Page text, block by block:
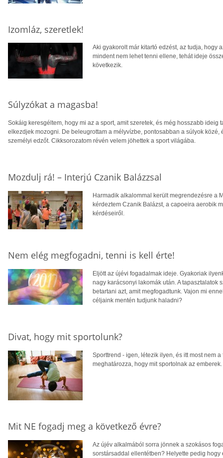
Izomláz, szeretlek!
Aki gyakorolt már kitartó edzést, az tudja, hogy
mindent nem lehet tenni ellene, tehát ideje
következik.
Súlyzókat a magasba!
Sokáig keresgéltem, hogy mi az a sport, amit szeretek, és még hosszabb
elkezdjek mozogni. De beleugrottam a mélyvízbe, pontosabban a súlyok
személyi edzőt. Cikksorozatom révén velem jöhettek a sport világába.
Mozdulj rá! – Interjú Czanik Balázzsal
Harmadik alkalommal került megrendezésre a
kérdeztem Czanik Balázst, a capoeira aerobik
kérdéseiről.
Nem elég megfogadni, tenni is kell érte!
Eljött az újévi fogadalmak ideje. Gyakoriak
nagy karácsonyi lakomák után. A tapasztalatok
betartani azt, amit megfogadtunk. Vajon mi
céljaink mentén tudjunk haladni?
Divat, hogy mit sportolunk?
Sporttrend - igen, létezik ilyen, és itt most nem
meghatározza, hogy mit sportolnak az emberek.
Mit NE fogadj meg a következő évre?
Az újév alkalmából sorra jönnek a szokásos
sorstársaddal ellentétben? Helyette pedig